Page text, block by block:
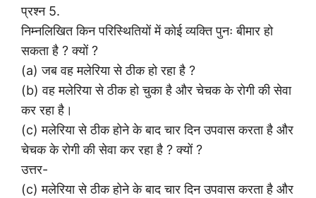
प्रश्न 5.
निम्नलिखित किन परिस्थितियों में कोई व्यक्ति पुनः बीमार हो
सकता है ? क्यों ?
(a) जब वह मलेरिया से ठीक हो रहा है ?
(b) वह मलेरिया से ठीक हो चुका है और चेचक के रोगी की सेवा
कर रहा है।
(c) मलेरिया से ठीक होने के बाद चार दिन उपवास करता है और
चेचक के रोगी की सेवा कर रहा है ? क्यों ?
उत्तर-
(c) मलेरिया से ठीक होने के बाद चार दिन उपवास करता है और